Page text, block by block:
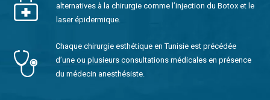
alternatives à la chirurgie comme l’injection du Botox et le
laser épidermique.
Chaque chirurgie esthétique en Tunisie est précédée
d’une ou plusieurs consultations médicales en présence
du médecin anesthésiste.